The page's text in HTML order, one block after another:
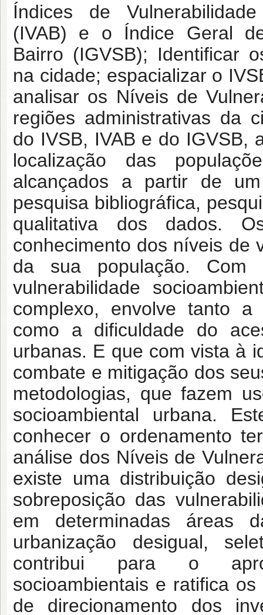
Índices de
(IVAB) e o Índice Geral
Bairro (IGVSB); Identificar
na cidade; espacializar o
analisar os Níveis de
regiões administrativas da
do IVSB, IVAB e do IGVSB,
localização das
alcançados a partir de
pesquisa bibliográfica,
qualitativa dos dados.
conhecimento dos níveis de
da sua população.
vulnerabilidade
complexo, envolve tanto
como a dificuldade do
urbanas. E que com vista à
combate e mitigação dos
metodologias, que fazem
socioambiental urbana.
conhecer o ordenamento
análise dos Níveis de
existe uma distribuição
sobreposição das
em determinadas áreas
urbanização desigual,
contribui para o
socioambientais e ratifica
de direcionamento dos